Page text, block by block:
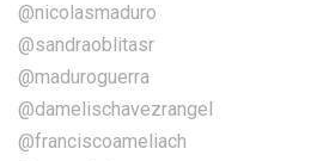
@nicolasmaduro
@sandraoblitasr
@maduroguerra
@damelischavezrangel
@franciscoameliach